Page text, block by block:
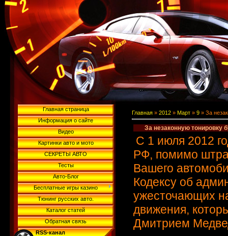
Главная страница
Информация о сайте
Видео
Картинки авто и мото
СЕКРЕТЫ АВТО
Тесты
Авто-Блог
Бесплатные игры казино
Тюнинг русских авто.
Каталог статей
Обратная связь
RSS-канал
Главная » 2012 » Март » 9 » За
За незаконную тонировку
С 1 июля 2012
РФ, помимо
Вашего
Кодексу об
ужесточающих
движения,
Дмитрием